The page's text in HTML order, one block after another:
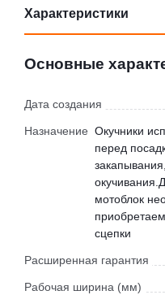
Характеристики
Основные
Дата создания
Назначение Окучники
перед
мотоблок
сцепки
Расширенная гарантия
Рабочая ширина (мм)